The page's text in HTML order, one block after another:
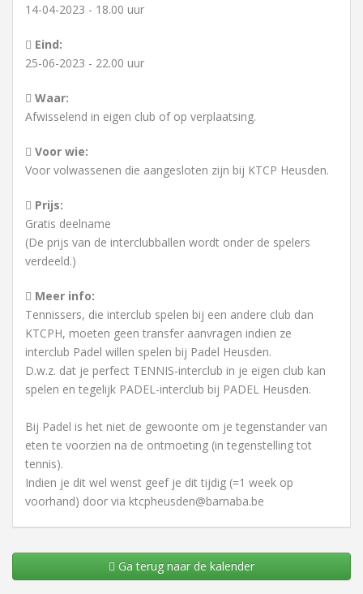
14-04-2023 - 18.00 uur
Eind:
25-06-2023 - 22.00 uur
Waar:
Afwisselend in eigen club of op verplaatsing.
Voor wie:
Voor volwassenen die aangesloten zijn bij KTCP Heusden.
Prijs:
Gratis deelname
(De prijs van de interclubballen wordt onder de spelers
verdeeld.)
Meer info:
Tennissers, die interclub spelen bij een andere club dan
KTCPH, moeten geen transfer aanvragen indien ze
interclub Padel willen spelen bij Padel Heusden.
D.w.z. dat je perfect TENNIS-interclub in je eigen club kan
spelen en tegelijk PADEL-interclub bij PADEL Heusden.
Bij Padel is het niet de gewoonte om je tegenstander van
eten te voorzien na de ontmoeting (in tegenstelling tot
tennis).
Indien je dit wel wenst geef je dit tijdig (=1 week op
voorhand) door via ktcpheusden@barnaba.be
Ga terug naar de kalender